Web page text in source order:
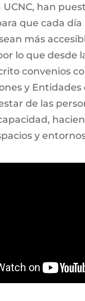
han
que cada día
más
lo que desde
convenios
y
de las
y